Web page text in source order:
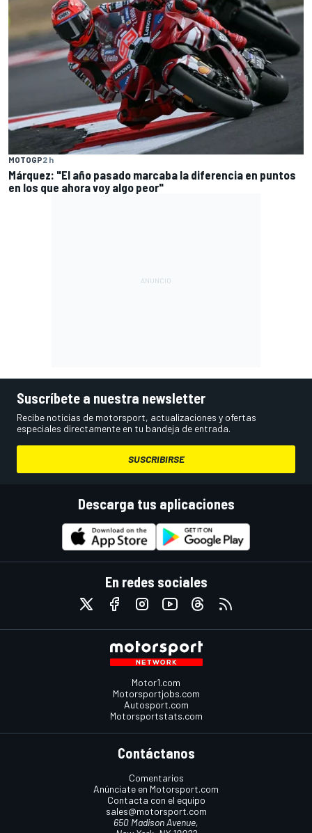
MOTOGP2 h
Márquez: "El año pasado marcaba la diferencia en puntos
en los que ahora voy algo peor"
Suscríbete a nuestra newsletter
Recibe noticias de motorsport, actualizaciones y ofertas
especiales directamente en tu bandeja de entrada.
SUSCRIBIRSE
Descarga tus aplicaciones
En redes sociales
Motor1.com
Motorsportjobs.com
Autosport.com
Motorsportstats.com
Contáctanos
Comentarios
Anúnciate en Motorsport.com
Contacta con el equipo
sales@motorsport.com
650 Madison Avenue,